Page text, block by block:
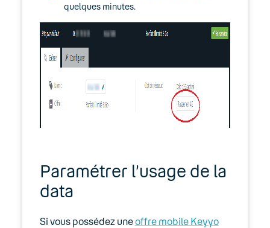
(APN)
La messagerie vocale
Les notions de base du mobile
Souscrire un abonnement mobile Keyyo
Utiliser un iPhone
quelques minutes.
Paramétrer l’usage de la
data
Si vous possédez uneoffre mobile Keyyo